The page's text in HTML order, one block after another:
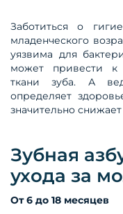
Заботиться о
младенческого
уязвима для
может привести к
ткани зуба. А
определяет
значительно
Зубная
ухода за
От 6 до 18 месяцев